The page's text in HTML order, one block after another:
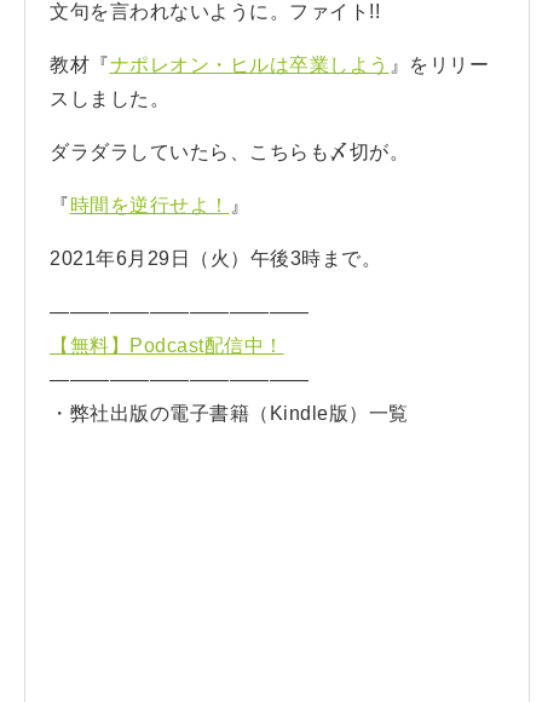
文句を言われないように。ファイト!!
教材『ナポレオン・ヒルは卒業しよう 』をリリー
スしました。
ダラダラしていたら、こちらも〆切が。
『時間を逆行せよ！ 』
2021年6月29日（火）午後3時まで。
—————————————
【無料】Podcast配信中！
—————————————
・弊社出版の電子書籍（Kindle版）一覧